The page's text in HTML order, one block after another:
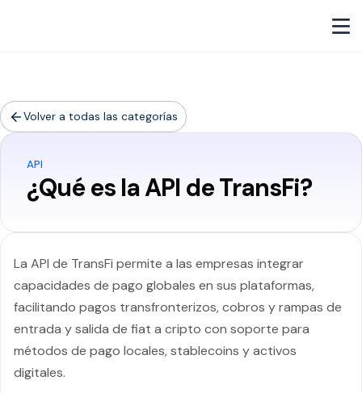
Volver a todas las categorías
API
¿Qué es la API de TransFi?
La API de TransFi permite a las empresas integrar
capacidades de pago globales en sus plataformas,
facilitando pagos transfronterizos, cobros y rampas de
entrada y salida de fiat a cripto con soporte para
métodos de pago locales, stablecoins y activos
digitales.